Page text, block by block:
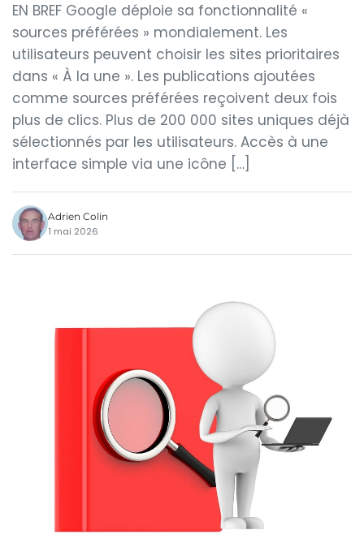
EN BREF Google déploie sa fonctionnalité «
sources préférées » mondialement. Les
utilisateurs peuvent choisir les sites prioritaires
dans « À la une ». Les publications ajoutées
comme sources préférées reçoivent deux fois
plus de clics. Plus de 200 000 sites uniques déjà
sélectionnés par les utilisateurs. Accès à une
interface simple via une icône […]
Adrien Colin
1 mai 2026